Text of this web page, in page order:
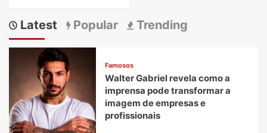
Latest Popular Trending
Famosos
Walter Gabriel revela como a
imprensa pode transformar a
imagem de empresas e
profissionais